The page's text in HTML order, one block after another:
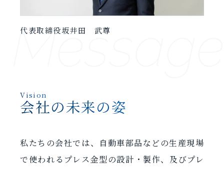
代表取締役坂井田 武尊
Vision
会社の未来の姿
私たちの会社では、自動車部品などの生産現場
で使われるプレス金型の設計・製作、及びプレ